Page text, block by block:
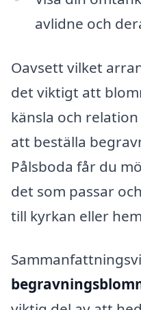
avlidne och
Oavsett vilket
det viktigt att
känsla och
att beställa
Pålsboda får du
det som passar
till kyrkan eller